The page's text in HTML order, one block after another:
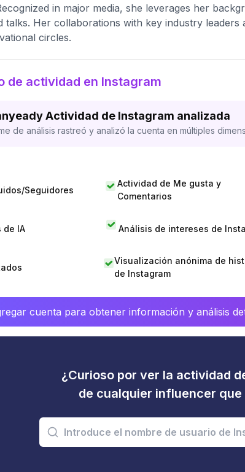
in major media, she leverages her
talks. Her collaborations with key industry
circles.
de actividad en Instagram
Actividad de Instagram analizada
de análisis rastreó y analizó la cuenta en múltiples
Seguidores
Actividad de Me gusta y
Comentarios
de IA Análisis de intereses de
Visualización anónima de
de Instagram
cuenta para obtener información y análisis
¿Curioso por ver la actividad
de cualquier influencer que